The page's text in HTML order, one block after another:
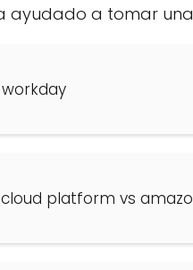
a tomar
platform vs